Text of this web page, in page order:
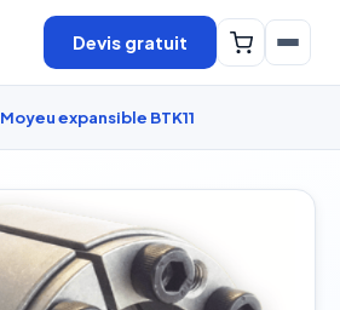
Devis gratuit
Moyeu expansible BTK11